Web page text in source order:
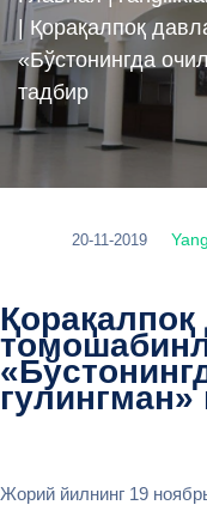
| Қорақалпоқ
«Бўстонингда
тадбир
20-11-2019
Жорий йилнинг 19